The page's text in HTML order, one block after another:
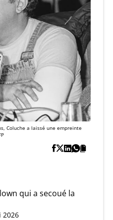
Coluche a laissé une empreinte
qui a secoué la
2026